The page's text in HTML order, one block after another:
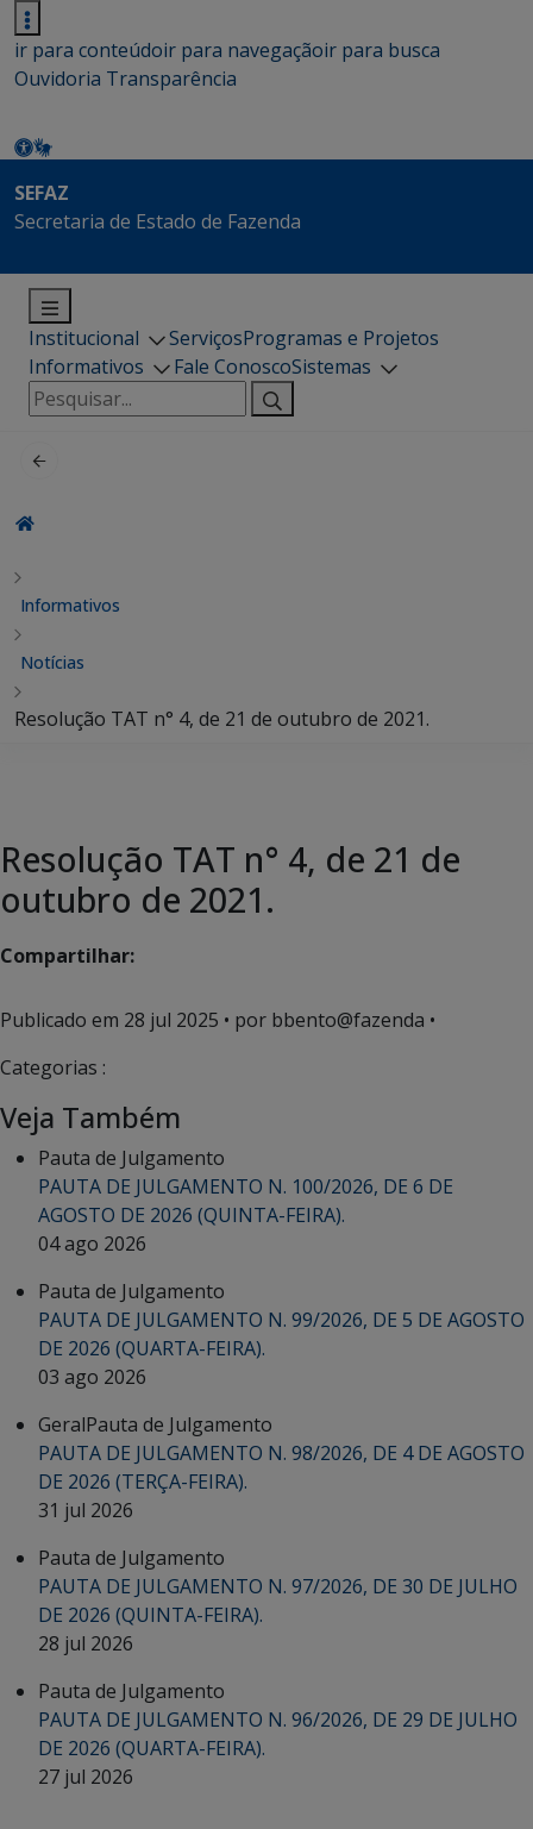
ir para conteúdoir para navegaçãoir para busca
Ouvidoria Transparência
SEFAZ
Secretaria de Estado de Fazenda
Institucional ServiçosProgramas e Projetos
Informativos
Fale ConoscoSistemas
Pesquisar
por:
Informativos
Notícias
Resolução TAT n° 4, de 21 de outubro de 2021.
Resolução TAT n° 4, de 21 de
outubro de 2021.
Compartilhar:
Publicado em 28 jul 2025 • por bbento@fazenda •
Categorias :
Veja Também
Pauta de Julgamento
PAUTA DE JULGAMENTO N. 100/2026, DE 6 DE
AGOSTO DE 2026 (QUINTA-FEIRA).
04 ago 2026
Pauta de Julgamento
PAUTA DE JULGAMENTO N. 99/2026, DE 5 DE AGOSTO
DE 2026 (QUARTA-FEIRA).
03 ago 2026
GeralPauta de Julgamento
PAUTA DE JULGAMENTO N. 98/2026, DE 4 DE AGOSTO
DE 2026 (TERÇA-FEIRA).
31 jul 2026
Pauta de Julgamento
PAUTA DE JULGAMENTO N. 97/2026, DE 30 DE JULHO
DE 2026 (QUINTA-FEIRA).
28 jul 2026
Pauta de Julgamento
PAUTA DE JULGAMENTO N. 96/2026, DE 29 DE JULHO
DE 2026 (QUARTA-FEIRA).
27 jul 2026